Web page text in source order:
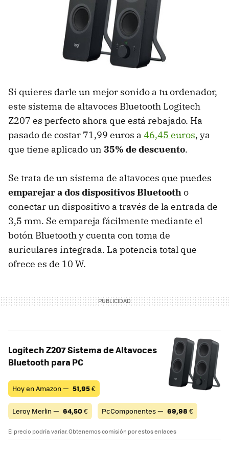
Si quieres darle un mejor sonido a tu ordenador,
este sistema de altavoces Bluetooth Logitech
Z207 es perfecto ahora que está rebajado. Ha
pasado de costar 71,99 euros a 46,45 euros, ya
que tiene aplicado un 35% de descuento.
Se trata de un sistema de altavoces que puedes
emparejar a dos dispositivos Bluetootho
conectar un dispositivo a través de la entrada de
3,5 mm. Se empareja fácilmente mediante el
botón Bluetooth y cuenta con toma de
auriculares integrada. La potencia total que
ofrece es de 10 W.
Logitech Z207 Sistema de Altavoces
Bluetooth para PC
Hoy en Amazon — 51,95€
Leroy Merlin — 64,50€ PcComponentes — 69,98 €
El precio podría variar. Obtenemos comisión por estos enlaces